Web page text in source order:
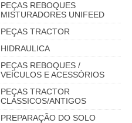
PEÇAS REBOQUES
MISTURADORES UNIFEED
PEÇAS TRACTOR
HIDRAULICA
PEÇAS REBOQUES /
VEÍCULOS E ACESSÓRIOS
PEÇAS TRACTOR
CLASSICOS/ANTIGOS
PREPARAÇÃO DO SOLO